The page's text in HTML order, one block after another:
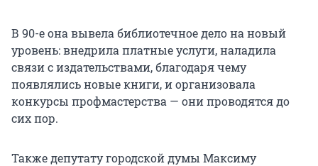
В 90-е она вывела библиотечное дело на новый
уровень: внедрила платные услуги, наладила
связи с издательствами, благодаря чему
появлялись новые книги, и организовала
конкурсы профмастерства — они проводятся до
сих пор.
Также депутату городской думы Максиму